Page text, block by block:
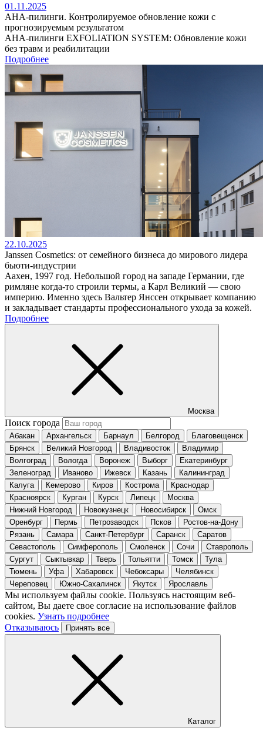
01.11.2025
AHA-пилинги. Контролируемое обновление кожи с
прогнозируемым результатом
AHA-пилинги EXFOLIATION SYSTEM: Обновление кожи
без травм и реабилитации
Подробнее
22.10.2025
Janssen Cosmetics: от семейного бизнеса до мирового лидера
бьюти-индустрии
Аахен, 1997 год. Небольшой город на западе Германии, где
римляне когда-то строили термы, а Карл Великий — свою
империю. Именно здесь Вальтер Янссен открывает компанию
и закладывает стандарты профессионального ухода за кожей.
Подробнее
Москва
Поиск города
Абакан Архангельск Барнаул Белгород
Благовещенск
Брянск
Великий Новгород Владивосток
Владимир
Волгоград
Вологда Воронеж Выборг
Екатеринбург
Зеленоград
Иваново Ижевск Казань
Калининград
Калуга
Кемерово Киров Кострома
Краснодар
Красноярск
Курган Курск Липецк
Москва
Нижний Новгород
Новокузнецк Новосибирск
Омск
Оренбург
Пермь Петрозаводск Псков
Ростов-на-Дону
Рязань
Самара Санкт-Петербург Саранск
Саратов
Севастополь
Симферополь Смоленск Сочи
Ставрополь
Сургут
Сыктывкар Тверь Тольятти Томск
Тула
Тюмень
Уфа Хабаровск Чебоксары
Челябинск
Череповец
Южно-Сахалинск Якутск Ярославль
Мы используем файлы cookie. Пользуясь настоящим веб-
сайтом, Вы даете свое согласие на использование файлов
cookies. Узнать подробнее
Отказываюсь
Принять все
Каталог